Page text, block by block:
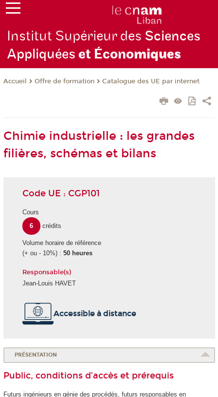
Institut Supérieur des Sciences
Appliquéeset Économiques
Accueil Offre de formation Catalogue des UE par internet
Chimie industrielle : les grandes
filières, schémas et bilans
Code UE : CGP101
Cours
6
crédits
Volume horaire de référence
(+ ou - 10%) : 50 heures
Responsable(s)
Jean-Louis HAVET
Accessible à distance
PRÉSENTATION
Public, conditions d’accès et prérequis
Futurs ingénieurs en génie des procédés, futurs responsables en